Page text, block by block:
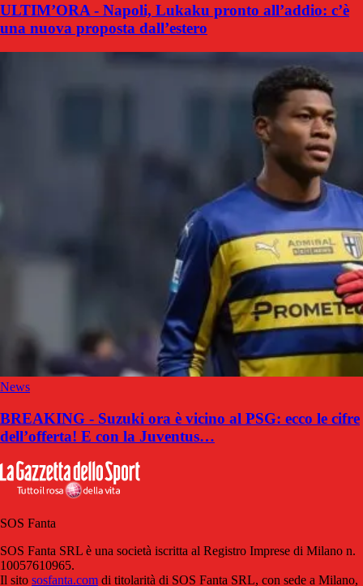
ULTIM’ORA - Napoli, Lukaku pronto all’addio: c’è
una nuova proposta dall’estero
News
BREAKING - Suzuki ora è vicino al PSG: ecco le cifre
dell’offerta! E con la Juventus…
SOS Fanta
SOS Fanta SRL è una società iscritta al Registro Imprese di Milano n.
10057610965.
Il sito sosfanta.com di titolarità di SOS Fanta SRL, con sede a Milano,